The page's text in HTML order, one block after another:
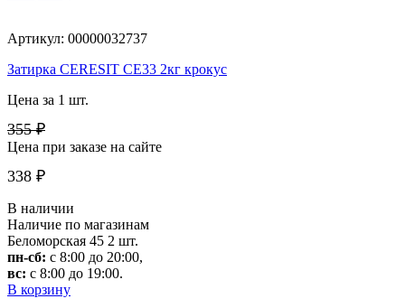
Артикул: 00000032737
Затирка CERESIT CE33 2кг крокус
Цена за 1 шт.
355 ₽
Цена при заказе на сайте
338 ₽
В наличии
Наличие по магазинам
Беломорская 45 2 шт.
пн-сб: с 8:00 до 20:00,
вс: с 8:00 до 19:00.
В корзину